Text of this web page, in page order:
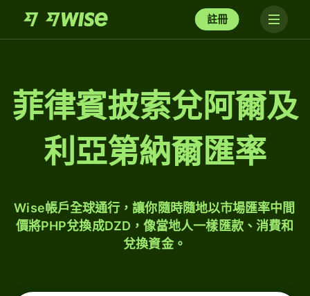
註冊
菲律賓披索兌阿爾及
利亞第納爾匯率
Wise帳戶全球通行，讓你隨時隨地以市場匯率中間
價將PHP兌換成DZD，像當地人一樣匯款、消費和
兌換資金。